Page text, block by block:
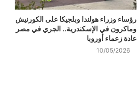
رؤساء وزراء هولندا وبلجيكا على الكورنيش
وماكرون في الإسكندرية.. الجري في مصر
عادة زعماء أوروبا
10/05/2026